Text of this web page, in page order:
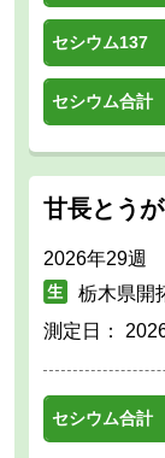
セシウム137
セシウム合計
甘長とう
2026年29週
栃木県開
測定日：
セシウム合計